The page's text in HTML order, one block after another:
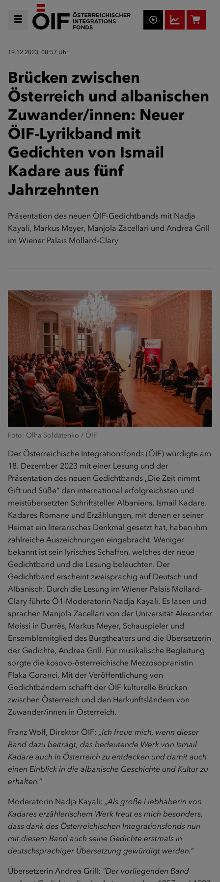
19.12.2023, 08:57 Uhr
Brücken zwischen
Österreich und albanischen
Zuwander/innen: Neuer
ÖIF-Lyrikband mit
Gedichten von Ismail
Kadare aus fünf
Jahrzehnten
Präsentation des neuen ÖIF-Gedichtbands mit Nadja
Kayali, Markus Meyer, Manjola Zacellari und Andrea Grill
im Wiener Palais Mollard-Clary
Foto: Olha Soldatenko / ÖIF
Der Österreichische Integrationsfonds (ÖIF) würdigte am
18. Dezember 2023 mit einer Lesung und der
Präsentation des neuen Gedichtbands „Die Zeit nimmt
Gift und Süße“ den international erfolgreichsten und
meistübersetzten Schriftsteller Albaniens, Ismail Kadare.
Kadares Romane und Erzählungen, mit denen er seiner
Heimat ein literarisches Denkmal gesetzt hat, haben ihm
zahlreiche Auszeichnungen eingebracht. Weniger
bekannt ist sein lyrisches Schaffen, welches der neue
Gedichtband und die Lesung beleuchten. Der
Gedichtband erscheint zweisprachig auf Deutsch und
Albanisch. Durch die Lesung im Wiener Palais Mollard-
Clary führte Ö1-Moderatorin Nadja Kayali. Es lasen und
sprachen Manjola Zacellari von der Universität Alexander
Moissi in Durrës, Markus Meyer, Schauspieler und
Ensemblemitglied des Burgtheaters und die Übersetzerin
der Gedichte, Andrea Grill. Für musikalische Begleitung
sorgte die kosovo-österreichische Mezzosopranistin
Flaka Goranci. Mit der Veröffentlichung von
Gedichtbändern schafft der ÖIF kulturelle Brücken
zwischen Österreich und den Herkunftsländern von
Zuwander/innen in Österreich.
Franz Wolf, Direktor ÖIF: „Ich freue mich, wenn dieser
Band dazu beiträgt, das bedeutende Werk von Ismail
Kadare auch in Österreich zu entdecken und damit auch
einen Einblick in die albanische Geschichte und Kultur zu
erhalten.“
Moderatorin Nadja Kayali: „Als große Liebhaberin von
Kadares erzählerischem Werk freut es mich besonders,
dass dank des Österreichischen Integrationsfonds nun
mit diesem Band auch seine Gedichte erstmals in
deutschsprachiger Übersetzung gewürdigt werden.“
Übersetzerin Andrea Grill: "Der vorliegenden Band